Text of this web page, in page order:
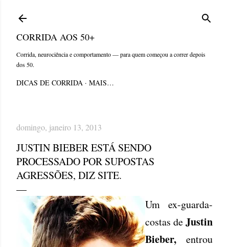
CORRIDA AOS 50+
Corrida, neurociência e comportamento — para quem começou a correr depois
dos 50.
DICAS DE CORRIDA MAIS…
domingo, janeiro 13, 2013
JUSTIN BIEBER ESTÁ SENDO
PROCESSADO POR SUPOSTAS
AGRESSÕES, DIZ SITE.
Um ex-guarda-
costas deJustin
Bieber, entrou